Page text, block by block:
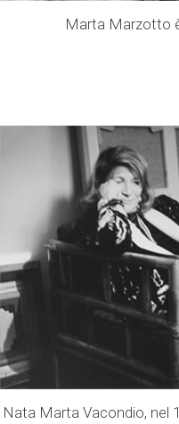
Marta Marzotto
Nata Marta Vacondio, nel